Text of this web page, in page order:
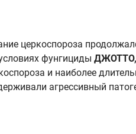
церкоспороза
фунгициды
и наиболее
агрессивный